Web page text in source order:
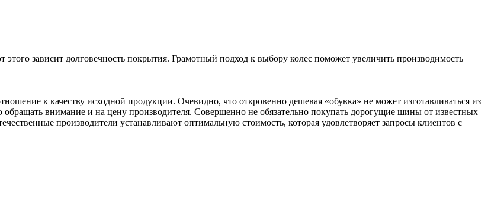
зависит долговечность покрытия. Грамотный подход к выбору колес поможет увеличить производимость
к качеству исходной продукции. Очевидно, что откровенно дешевая «обувка» не может изготавливаться из
внимание и на цену производителя. Совершенно не обязательно покупать дорогущие шины от известных
производители устанавливают оптимальную стоимость, которая удовлетворяет запросы клиентов с